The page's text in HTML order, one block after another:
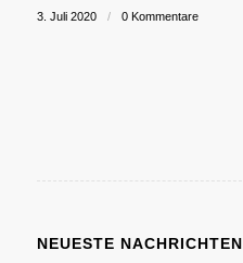
3. Juli 2020 / 0 Kommentare
NEUESTE NACHRICHTEN